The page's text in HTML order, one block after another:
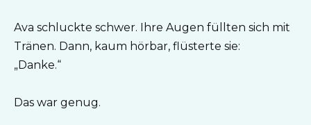
Ava schluckte schwer. Ihre Augen füllten sich mit
Tränen. Dann, kaum hörbar, flüsterte sie:
„Danke.“
Das war genug.